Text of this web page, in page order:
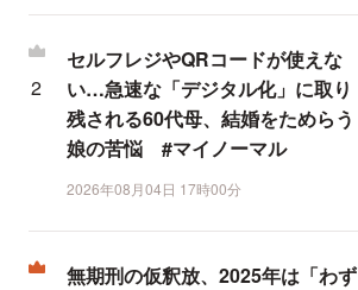
セルフレジやQRコードが使えな
い…急速な「デジタル化」に取り
残される60代母、結婚をためらう
娘の苦悩 #マイノーマル
2026年08月04日 17時00分
無期刑の仮釈放、2025年は「わず